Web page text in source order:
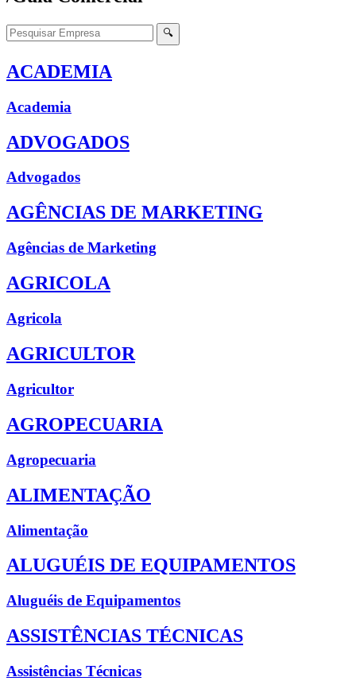
🔍
ACADEMIA
Academia
ADVOGADOS
Advogados
AGÊNCIAS DE MARKETING
Agências de Marketing
AGRICOLA
Agricola
AGRICULTOR
Agricultor
AGROPECUARIA
Agropecuaria
ALIMENTAÇÃO
Alimentação
ALUGUÉIS DE EQUIPAMENTOS
Aluguéis de Equipamentos
ASSISTÊNCIAS TÉCNICAS
Assistências Técnicas